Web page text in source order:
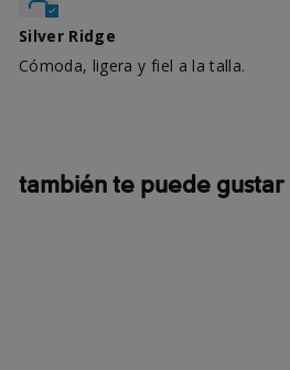
Silver Ridge
Cómoda, ligera y fiel a la talla.
también te puede gustar